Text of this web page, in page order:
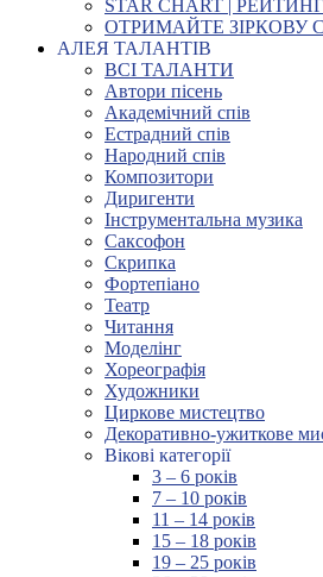
STAR CHART | РЕЙТИНГ
ОТРИМАЙТЕ ЗІРКОВУ
АЛЕЯ ТАЛАНТІВ
ВСІ ТАЛАНТИ
Автори пісень
Академічний спів
Естрадний спів
Народний спів
Композитори
Диригенти
Інструментальна музика
Саксофон
Скрипка
Фортепіано
Театр
Читання
Моделінг
Хореографія
Художники
Циркове мистецтво
Декоративно-ужиткове
Вікові категорії
3 – 6 років
7 – 10 років
11 – 14 років
15 – 18 років
19 – 25 років